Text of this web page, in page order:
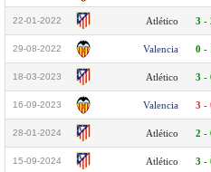
22-01-2022 Atlético 3 -
29-08-2022 Valencia 0 -
18-03-2023 Atlético 3 -
16-09-2023 Valencia 3 -
28-01-2024 Atlético 2 -
15-09-2024 Atlético 3 -